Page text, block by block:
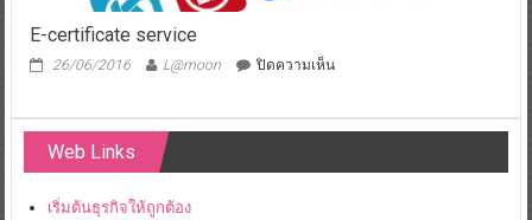
E-certificate service
26/06/2016 L@moon ปิดความเห็นบน
service
Web Links
เริ่มต้นธุรกิจให้ถูกต้อง